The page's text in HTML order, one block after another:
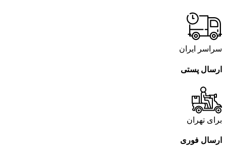
سراسر ایران
ارسال پستی
برای تهران
ارسال فوری